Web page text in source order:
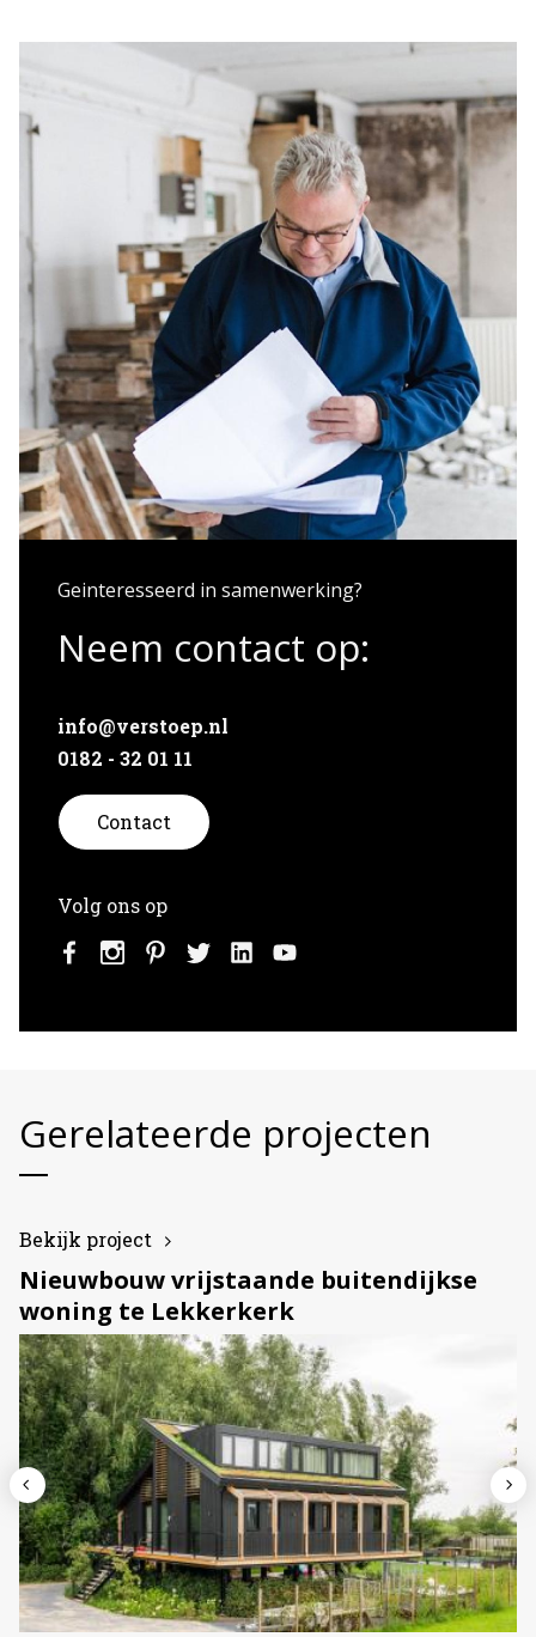
Geinteresseerd in samenwerking?
Neem contact op:
info@verstoep.nl
0182 - 32 01 11
Contact
Volg ons op
Gerelateerde projecten
Nieuwbouw vrijstaande buitendijkse
woning te Lekkerkerk
Bekijk project